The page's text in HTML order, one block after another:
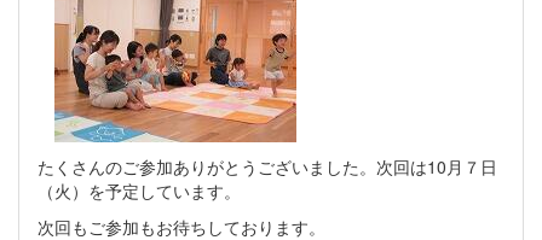
たくさんのご参加ありがとうございました。次回は10月７日
（火）を予定しています。
次回もご参加もお待ちしております。